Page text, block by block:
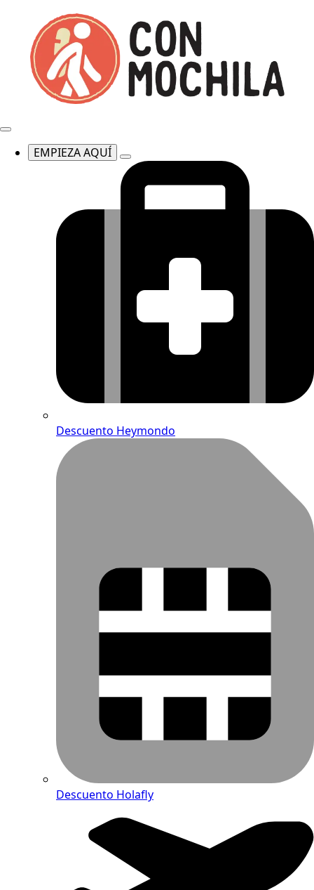
EMPIEZA AQUÍ
Descuento Heymondo
Descuento Holafly